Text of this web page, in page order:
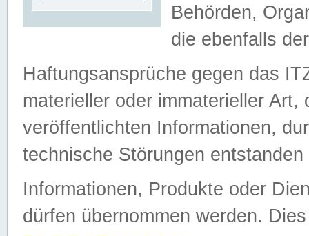
Behörden,
die ebenfalls
Haftungsansprüche gegen das
materieller oder immaterieller
veröffentlichten Informationen,
technische Störungen
Informationen, Produkte oder
dürfen übernommen werden.